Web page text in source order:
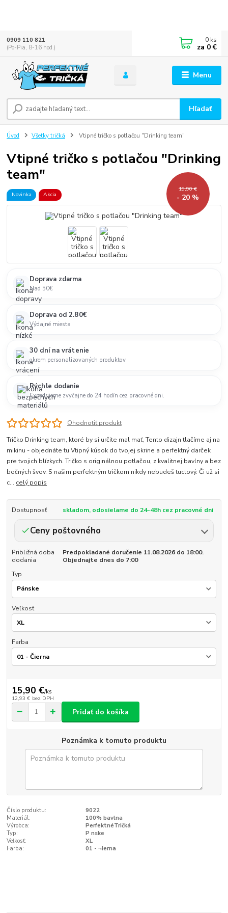
Menu
Hľadať
0909 110 821
(Po-Pia, 8-16 hod.)
0 ks
za 0 €
Úvod Všetky tričká Vtipné tričko s potlačou "Drinking team"
Vtipné tričko s potlačou "Drinking
team"
Novinka Akcia
19,90 €
- 20 %
Doprava zdarma
Nad 50€
Doprava od 2.80€
Výdajné miesta
30 dní na vrátenie
okrem personalizovaných produktov
Rýchle dodanie
Expedujeme zvyčajne do 24 hodín cez pracovné dni.
Ohodnotiť produkt
Tričko Drinking team, ktoré by si určite mal mať, Tento dizajn tlačíme aj na
mikinu - objednáte tu Vtipný kúsok do tvojej skrine a perfektný darček
pre tvojich blízkych. Tričko s originálnou potlačou, z kvalitnej bavlny a bez
bočných švov. S našim perfektným tričkom nikdy nebudeš tuctový. Či už si
c... celý popis
Dostupnosť skladom, odosielame do 24-48h cez pracovné dni
Ceny poštovného
Približná doba
dodania
Predpokladané doručenie 11.08.2026 do 18:00.
Objednajte dnes do 7:00
Typ
Veľkosť
Farba
15,90 €/ks
12,93 € bez DPH
Pridať do košíka
Poznámka k tomuto produktu
Číslo produktu:
9022
Materiál:
100% bavlna
Výrobca:
PerfektnéTričká
Typ:
P nske
Veľkosť:
XL
Farba:
01 - ¬ierna